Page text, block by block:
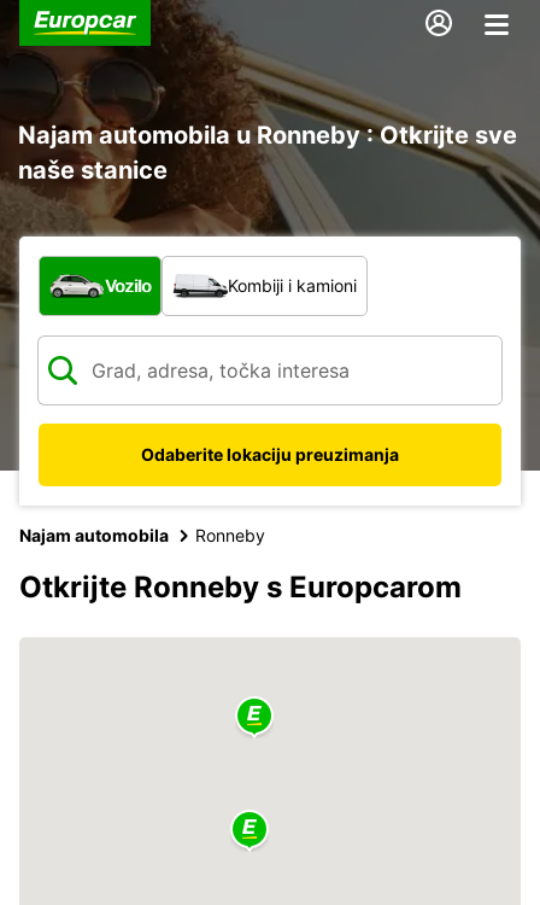
Najam automobila u Ronneby : Otkrijte sve
naše stanice
Koja vrsta vozila?
Vozilo Kombiji i kamioni
Odaberite lokaciju preuzimanja
Najam automobila Ronneby
Otkrijte Ronneby s Europcarom